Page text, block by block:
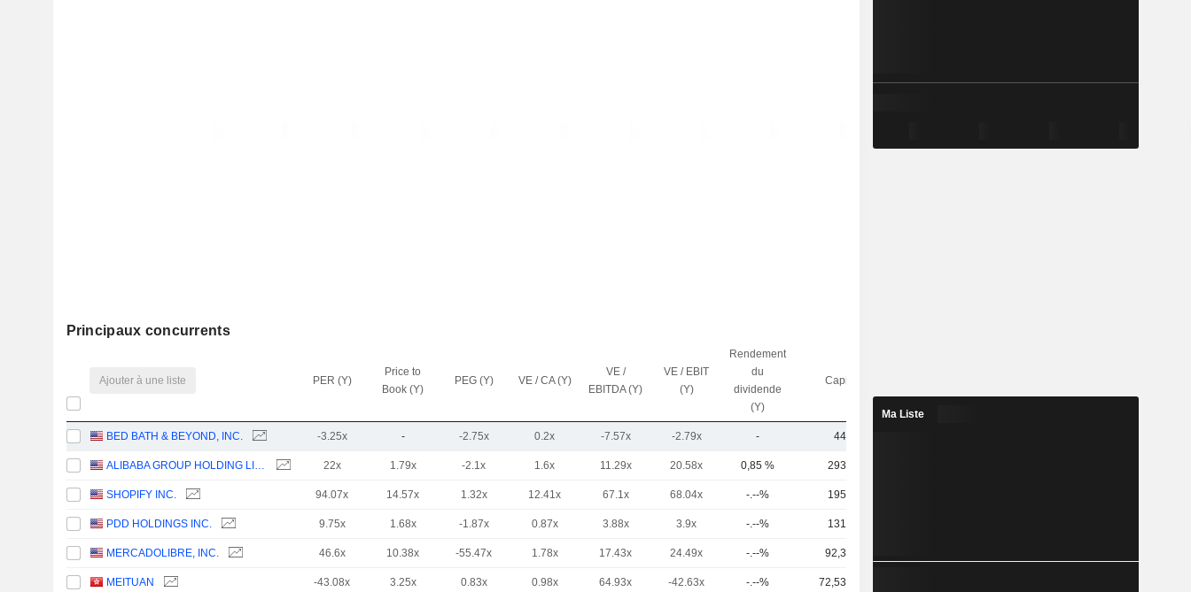
Principaux concurrents
Ajouter à une liste PER (Y)
Price to
Book (Y)
PEG (Y) VE / CA (Y)
VE /
EBITDA (Y)
VE / EBIT
(Y)
Rendement
du
dividende
(Y)
Capi.($)
BED BATH & BEYOND, INC. -3.25x - -2.75x 0.2x -7.57x -2.79x - 442 M
ALIBABA GROUP HOLDING LIMITED 22x 1.79x -2.1x 1.6x 11.29x 20.58x 0,85 % 293 Md
SHOPIFY INC. 94.07x 14.57x 1.32x 12.41x 67.1x 68.04x -.--% 195 Md
PDD HOLDINGS INC. 9.75x 1.68x -1.87x 0.87x 3.88x 3.9x -.--% 131 Md
MERCADOLIBRE, INC. 46.6x 10.38x -55.47x 1.78x 17.43x 24.49x -.--% 92,3 Md
MEITUAN -43.08x 3.25x 0.83x 0.98x 64.93x -42.63x -.--% 72,53 Md
Ma Liste